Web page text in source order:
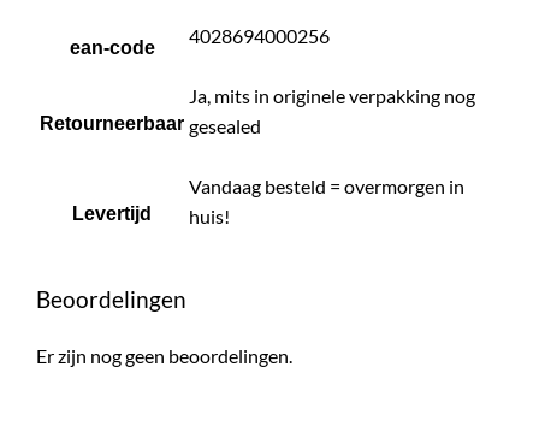
ean-code
4028694000256
Retourneerbaar
Ja, mits in originele verpakking nog
gesealed
Levertijd
Vandaag besteld = overmorgen in
huis!
Beoordelingen
Er zijn nog geen beoordelingen.